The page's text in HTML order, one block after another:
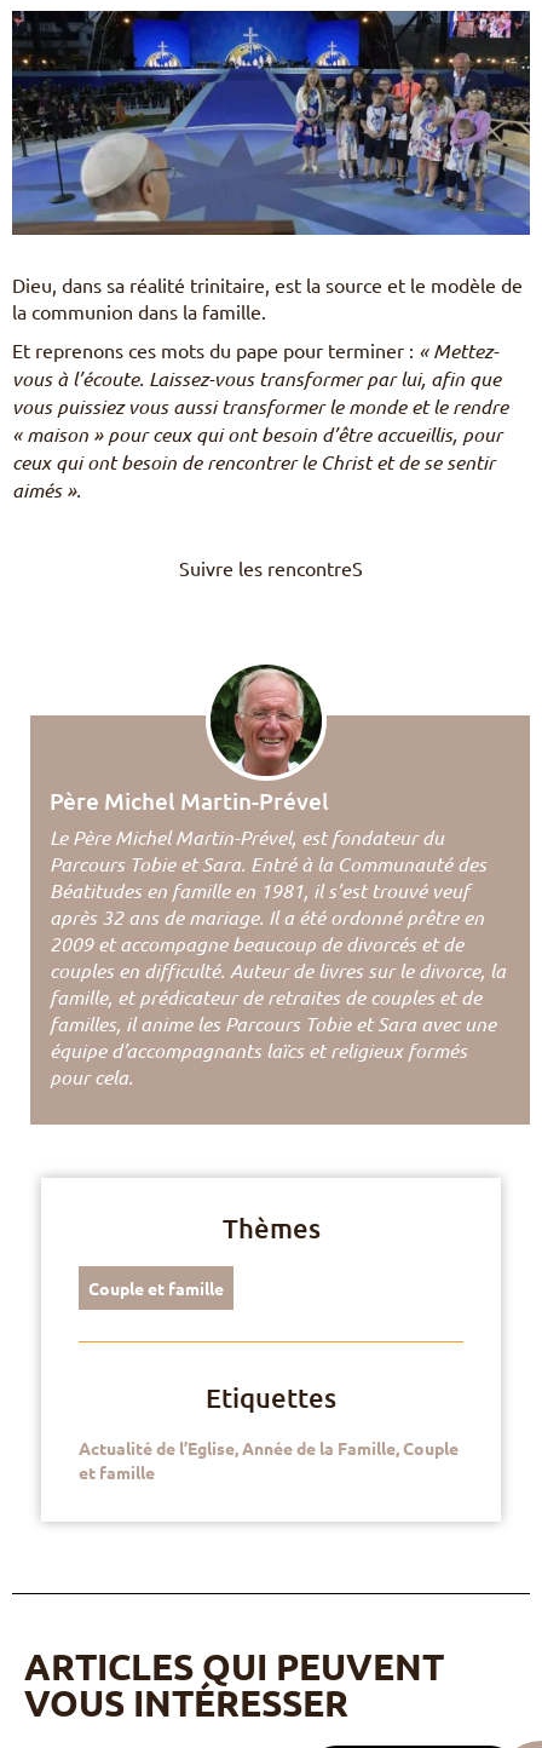
Dieu, dans sa réalité trinitaire, est la source et le modèle de
la communion dans la famille.
Et reprenons ces mots du pape pour terminer : « Mettez-
vous à l’écoute. Laissez-vous transformer par lui, afin que
vous puissiez vous aussi transformer le monde et le rendre
« maison » pour ceux qui ont besoin d’être accueillis, pour
ceux qui ont besoin de rencontrer le Christ et de se sentir
aimés ».
Suivre les rencontreS
Père Michel Martin-Prével
Le Père Michel Martin-Prével, est fondateur du
Parcours Tobie et Sara. Entré à la Communauté des
Béatitudes en famille en 1981, il s’est trouvé veuf
après 32 ans de mariage. Il a été ordonné prêtre en
2009 et accompagne beaucoup de divorcés et de
couples en difficulté. Auteur de livres sur le divorce, la
famille, et prédicateur de retraites de couples et de
familles, il anime les Parcours Tobie et Sara avec une
équipe d’accompagnants laïcs et religieux formés
pour cela.
Thèmes
Couple et famille
Etiquettes
Actualité de l’Eglise,Année de la Famille,Couple
et famille
ARTICLES QUI PEUVENT
VOUS INTÉRESSER